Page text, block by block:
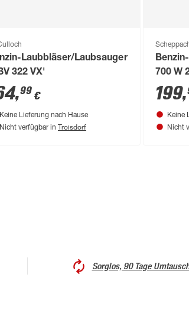
Laubbläser/Laubsauger
322 VX'
,99 €
Keine Lieferung nach Hause
Nicht verfügbar in Troisdorf
700 W
199,
Keine
Nicht
Sorglos, 90 Tage